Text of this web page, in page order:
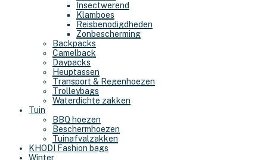
Insectwerend
Klamboes
Reisbenodigdheden
Zonbescherming
Backpacks
Camelback
Daypacks
Heuptassen
Transport & Regenhoezen
Trolleybags
Waterdichte zakken
Tuin
BBQ hoezen
Beschermhoezen
Tuinafvalzakken
KHODI Fashion bags
Winter